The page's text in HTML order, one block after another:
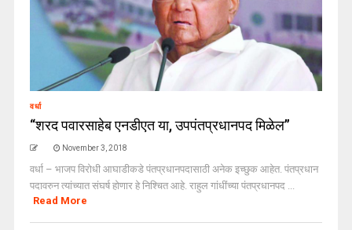
वर्धा
“शरद पवारसाहेब एनडीएत या, उपपंतप्रधानपद मिळेल”
November 3, 2018
वर्धा – भाजप विरोधी आघाडीकडे पंतप्रधानपदासाठी अनेक इच्छुक आहेत. पंतप्रधान
पदावरुन त्यांच्यात संघर्ष होणार हे निश्चित आहे. राहुल गांधींच्या पंतप्रधानपद ...
Read More